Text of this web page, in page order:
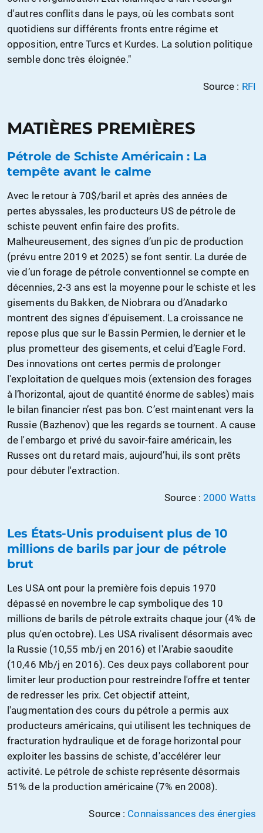
d'autres conflits dans le pays, où les combats sont
quotidiens sur différents fronts entre régime et
opposition, entre Turcs et Kurdes. La solution politique
semble donc très éloignée."
Source : RFI
MATIÈRES PREMIÈRES
Pétrole de Schiste Américain : La
tempête avant le calme
Avec le retour à 70$/baril et après des années de
pertes abyssales, les producteurs US de pétrole de
schiste peuvent enfin faire des profits.
Malheureusement, des signes d’un pic de production
(prévu entre 2019 et 2025) se font sentir. La durée de
vie d’un forage de pétrole conventionnel se compte en
décennies, 2-3 ans est la moyenne pour le schiste et les
gisements du Bakken, de Niobrara ou d’Anadarko
montrent des signes d'épuisement. La croissance ne
repose plus que sur le Bassin Permien, le dernier et le
plus prometteur des gisements, et celui d’Eagle Ford.
Des innovations ont certes permis de prolonger
l'exploitation de quelques mois (extension des forages
à l’horizontal, ajout de quantité énorme de sables) mais
le bilan financier n’est pas bon. C’est maintenant vers la
Russie (Bazhenov) que les regards se tournent. A cause
de l'embargo et privé du savoir-faire américain, les
Russes ont du retard mais, aujourd’hui, ils sont prêts
pour débuter l'extraction.
Source : 2000 Watts
Les États-Unis produisent plus de 10
millions de barils par jour de pétrole
brut
Les USA ont pour la première fois depuis 1970
dépassé en novembre le cap symbolique des 10
millions de barils de pétrole extraits chaque jour (4% de
plus qu'en octobre). Les USA rivalisent désormais avec
la Russie (10,55 mb/j en 2016) et l'Arabie saoudite
(10,46 Mb/j en 2016). Ces deux pays collaborent pour
limiter leur production pour restreindre l'offre et tenter
de redresser les prix. Cet objectif atteint,
l'augmentation des cours du pétrole a permis aux
producteurs américains, qui utilisent les techniques de
fracturation hydraulique et de forage horizontal pour
exploiter les bassins de schiste, d'accélérer leur
activité. Le pétrole de schiste représente désormais
51% de la production américaine (7% en 2008).
Source : Connaissances des énergies